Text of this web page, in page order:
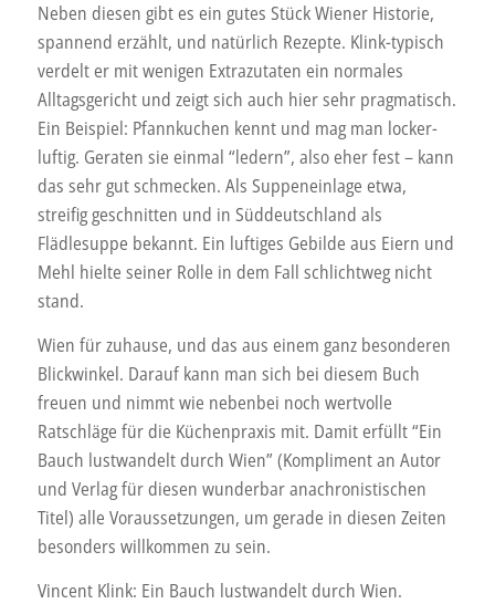
Neben diesen gibt es ein gutes Stück Wiener Historie,
spannend erzählt, und natürlich Rezepte. Klink-typisch
verdelt er mit wenigen Extrazutaten ein normales
Alltagsgericht und zeigt sich auch hier sehr pragmatisch.
Ein Beispiel: Pfannkuchen kennt und mag man locker-
luftig. Geraten sie einmal “ledern”, also eher fest – kann
das sehr gut schmecken. Als Suppeneinlage etwa,
streifig geschnitten und in Süddeutschland als
Flädlesuppe bekannt. Ein luftiges Gebilde aus Eiern und
Mehl hielte seiner Rolle in dem Fall schlichtweg nicht
stand.
Wien für zuhause, und das aus einem ganz besonderen
Blickwinkel. Darauf kann man sich bei diesem Buch
freuen und nimmt wie nebenbei noch wertvolle
Ratschläge für die Küchenpraxis mit. Damit erfüllt “Ein
Bauch lustwandelt durch Wien” (Kompliment an Autor
und Verlag für diesen wunderbar anachronistischen
Titel) alle Voraussetzungen, um gerade in diesen Zeiten
besonders willkommen zu sein.
Vincent Klink: Ein Bauch lustwandelt durch Wien.